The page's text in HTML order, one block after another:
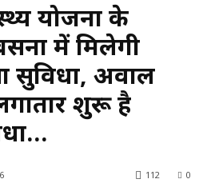
योजना के
बसना में मिलेगी
सुविधा, अग्रवाल
शुरू है
0
112